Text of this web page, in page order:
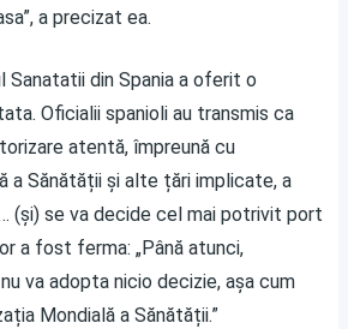
a precizat ea.
Sanatatii din Spania a oferit o
Oficialii spanioli au transmis ca
atentă, împreună cu
a Sănătății și alte țări implicate, a
(și) se va decide cel mai potrivit port
a fost ferma: „Până atunci,
va adopta nicio decizie, așa cum
Mondială a Sănătății.”